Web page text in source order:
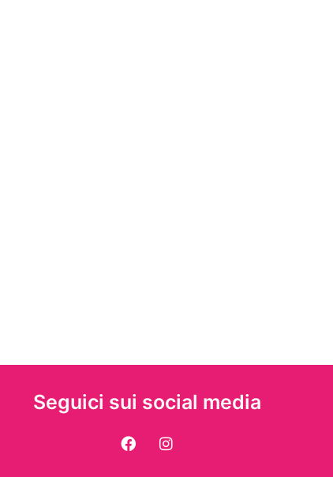
Seguici sui social media